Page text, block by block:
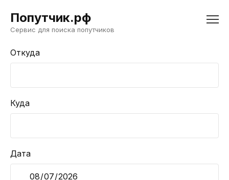
Попутчик.рф
Сервис для поиска попутчиков
Откуда
Куда
Дата